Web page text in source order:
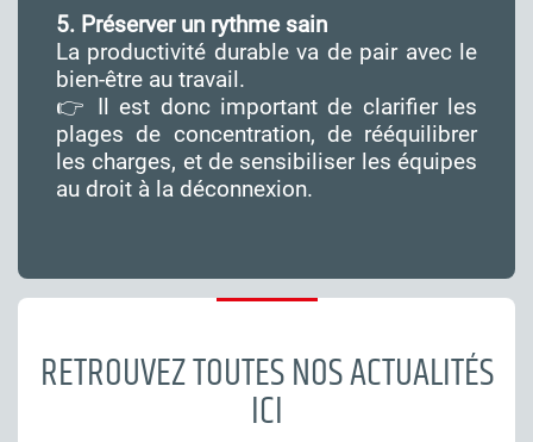
5. Préserver un rythme sain
La productivité durable va de pair avec le
bien-être au travail.
👉 Il est donc important de clarifier les
plages de concentration, de rééquilibrer
les charges, et de sensibiliser les équipes
au droit à la déconnexion.
RETROUVEZ TOUTES NOS ACTUALITÉS
ICI